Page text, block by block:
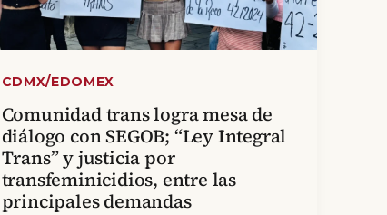
CDMX/EDOMEX
Comunidad trans logra mesa de
diálogo con SEGOB; “Ley Integral
Trans” y justicia por
transfeminicidios, entre las
principales demandas